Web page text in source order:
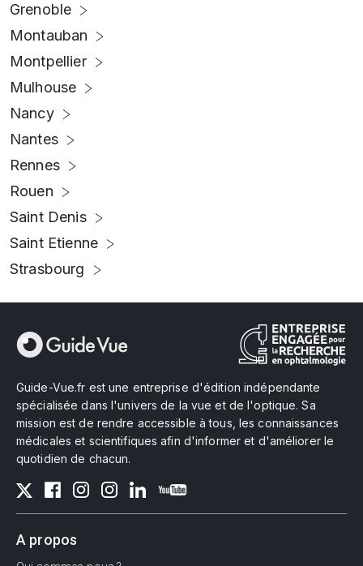
Grenoble
Montauban
Montpellier
Mulhouse
Nancy
Nantes
Rennes
Rouen
Saint Denis
Saint Etienne
Strasbourg
Guide-Vue.fr est une entreprise d'édition indépendante
spécialisée dans l'univers de la vue et de l'optique. Sa
mission est de rendre accessible à tous, les connaissances
médicales et scientifiques afin d'informer et d'améliorer le
quotidien de chacun.
A propos